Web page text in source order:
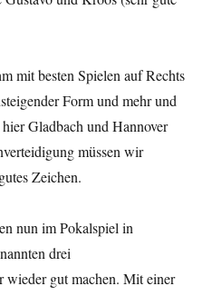
mit besten Spielen auf Rechts
Form und mehr und
Gladbach und Hannover
müssen wir
Zeichen.
nun im Pokalspiel in
drei
wieder gut machen. Mit einer